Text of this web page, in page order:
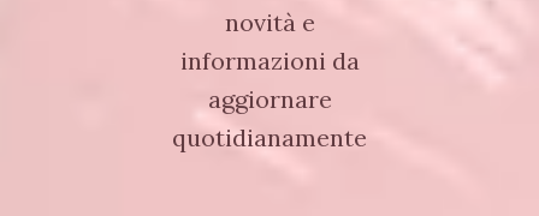
novità e
informazioni da
aggiornare
quotidianamente